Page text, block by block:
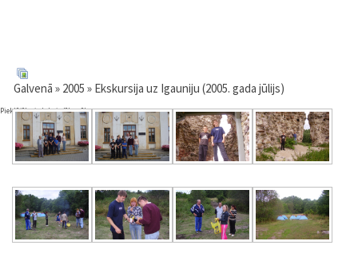
Pieklājība ir labsirdība sīkumos.
Galvenā » 2005 » Ekskursija uz Igauniju (2005. gada jūlijs)